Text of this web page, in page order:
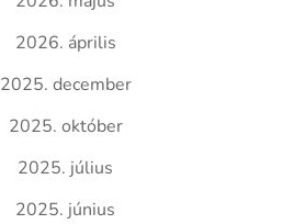
2026. április
2025. december
2025. október
2025. július
2025. június